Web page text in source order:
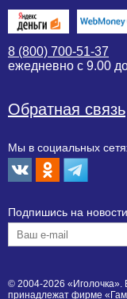
8 (800) 700-51-37
ежедневно с 9.00
Обратная связь
Мы в социальных
Подпишиcь на новости
© 2004-2026 «Иголочка».
принадлежат фирме